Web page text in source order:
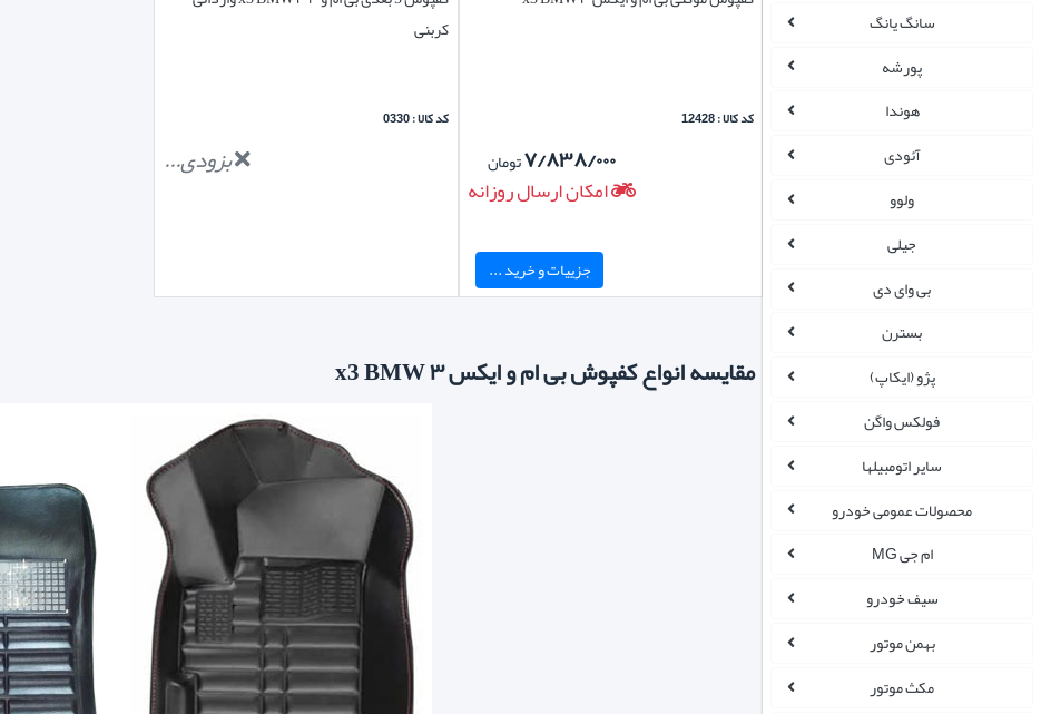
سانگ یانگ
پورشه
هوندا
آئودی
ولوو
جیلی
بی وای دی
بسترن
پژو (ایکاپ)
فولکس واگن
سایر اتومبیلها
محصولات عمومی خودرو
ام جی MG
سیف خودرو
بهمن موتور
مکث موتور
کد کالا : 12428
۷/۸۳۸/۰۰۰تومان
امکان ارسال روزانه
جزییات و خرید ...
کربنی
کد کالا : 0330
بزودی...
مقایسه انواع کفپوش بی ام و ایکس ۳ x3 BMW